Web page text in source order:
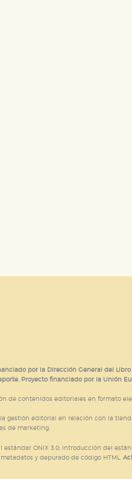
por la Dirección General del
Proyecto financiado por la Unión
de contenidos editoriales en formato
la gestión editorial en relación con la
de marketing.
estándar ONIX 3.0; introducción del
y depurado de código HTML.